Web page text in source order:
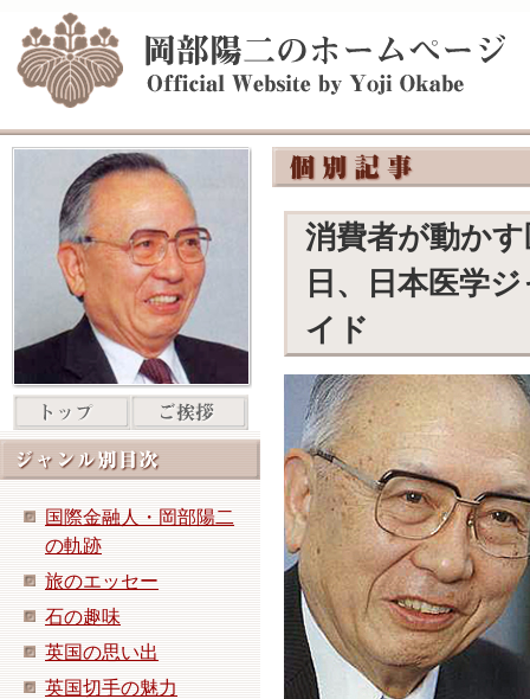
国際金融人・岡部陽二
の軌跡
旅のエッセー
石の趣味
英国の思い出
英国切手の魅力
消費者が動かす
日、日本医学
イド